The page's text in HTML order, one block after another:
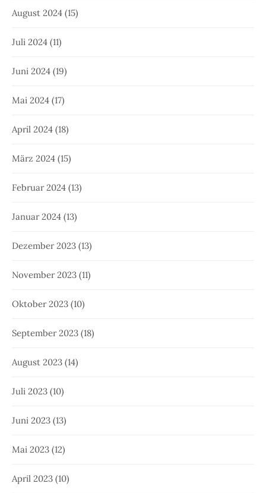
August 2024 (15)
Juli 2024 (11)
Juni 2024 (19)
Mai 2024 (17)
April 2024 (18)
März 2024 (15)
Februar 2024 (13)
Januar 2024 (13)
Dezember 2023 (13)
November 2023 (11)
Oktober 2023 (10)
September 2023 (18)
August 2023 (14)
Juli 2023 (10)
Juni 2023 (13)
Mai 2023 (12)
April 2023 (10)